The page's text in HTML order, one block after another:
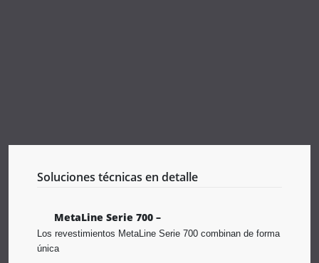
Soluciones técnicas en detalle
MetaLine Serie 700 –
Los revestimientos MetaLine Serie 700 combinan de forma
única